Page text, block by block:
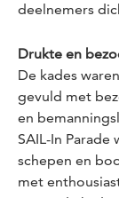
deelnemers
Drukte en
De kades
gevuld met
en
SAIL-In
schepen en
met